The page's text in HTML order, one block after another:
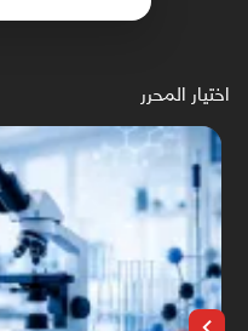
اختيار المحرر